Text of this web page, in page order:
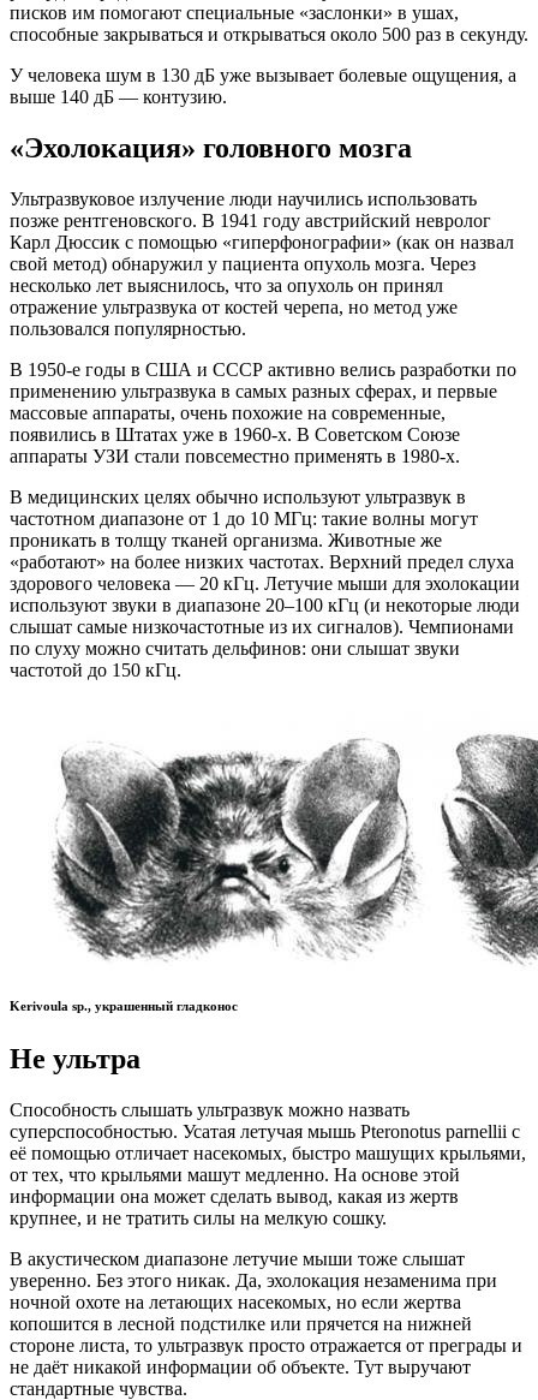
писков им помогают специальные «заслонки» в ушах,
способные закрываться и открываться около 500 раз в секунду.
У человека шум в 130 дБ уже вызывает болевые ощущения, а
выше 140 дБ — контузию.
«Эхолокация» головного мозга
Ультразвуковое излучение люди научились использовать
позже рентгеновского. В 1941 году австрийский невролог
Карл Дюссик с помощью «гиперфонографии» (как он назвал
свой метод) обнаружил у пациента опухоль мозга. Через
несколько лет выяснилось, что за опухоль он принял
отражение ультразвука от костей черепа, но метод уже
пользовался популярностью.
В 1950-е годы в США и СССР активно велись разработки по
применению ультразвука в самых разных сферах, и первые
массовые аппараты, очень похожие на современные,
появились в Штатах уже в 1960-х. В Советском Союзе
аппараты УЗИ стали повсеместно применять в 1980‑х.
В медицинских целях обычно используют ультразвук в
частотном диапазоне от 1 до 10 МГц: такие волны могут
проникать в толщу тканей организма. Животные же
«работают» на более низких частотах. Верхний предел слуха
здорового человека — 20 кГц. Летучие мыши для эхолокации
используют звуки в диапазоне 20–100 кГц (и некоторые люди
слышат самые низкочастотные из их сигналов). Чемпионами
по слуху можно считать дельфинов: они слышат звуки
частотой до 150 кГц.
Kerivoula sp., украшенный гладконос
Не ультра
Способность слышать ультразвук можно назвать
суперспособностью. Усатая летучая мышь Pteronotus parnellii с
её помощью отличает насекомых, быстро машущих крыльями,
от тех, что крыльями машут медленно. На основе этой
информации она может сделать вывод, какая из жертв
крупнее, и не тратить силы на мелкую сошку.
В акустическом диапазоне летучие мыши тоже слышат
уверенно. Без этого никак. Да, эхолокация незаменима при
ночной охоте на летающих насекомых, но если жертва
копошится в лесной подстилке или прячется на нижней
стороне листа, то ультразвук просто отражается от преграды и
не даёт никакой информации об объекте. Тут выручают
стандартные чувства.